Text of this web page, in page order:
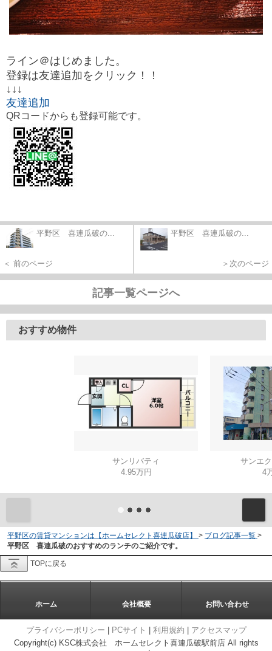
ライン＠はじめました。
登録は友達追加をクリック！！
↓↓↓
友達追加
QRコードからも登録可能です。
平野区 喜連瓜破の...
＜ 前のページ
平野区 喜連瓜破の...
＞次のページ
記事一覧ページへ
おすすめ物件
サンリバティ
4.95万円
サンエ
4
平野区の賃貸マンションは【ホームセレクト喜連瓜破店】 > ブログ記事一覧 >
平野区 喜連瓜破のおすすめのランチのご紹介です。
TOPに戻る
ホーム 会社概要 お問い合わせ
プライバシーポリシー | PCサイト | 利用規約 | アクセスマップ
Copyright(c) KSC株式会社 ホームセレクト喜連瓜破駅前店 All rights